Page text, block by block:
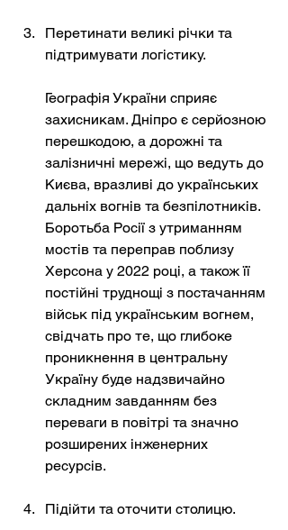
Перетинати великі річки та
підтримувати логістику.
Географія України сприяє
захисникам. Дніпро є серйозною
перешкодою, а дорожні та
залізничні мережі, що ведуть до
Києва, вразливі до українських
дальніх вогнів та безпілотників.
Боротьба Росії з утриманням
мостів та переправ поблизу
Херсона у 2022 році, а також її
постійні труднощі з постачанням
військ під українським вогнем,
свідчать про те, що глибоке
проникнення в центральну
Україну буде надзвичайно
складним завданням без
переваги в повітрі та значно
розширених інженерних
ресурсів.
Підійти та оточити столицю.